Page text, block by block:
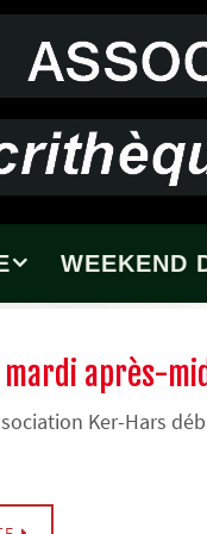
WEEKEND
après-
Ker-Hars